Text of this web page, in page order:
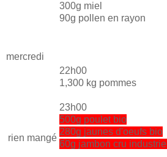
300g miel
90g pollen en rayon
mercredi
rien mangé
22h00
1,300 kg pommes
23h00
500g poulet bio
280g jaunes d'oeufs bio
60g jambon cru industriel